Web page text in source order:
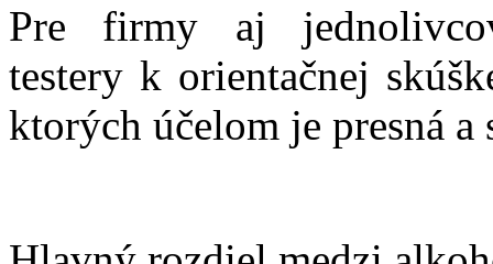
Pre firmy aj
testery k orientačnej
ktorých účelom je presná